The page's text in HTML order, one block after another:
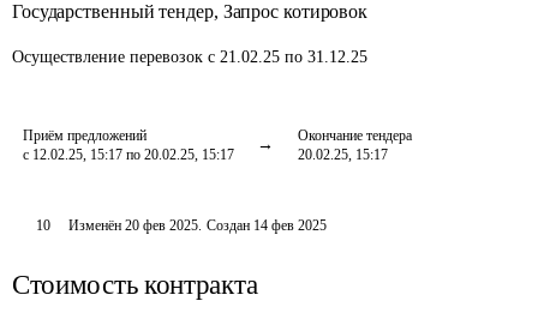
Государственный тендер, Запрос котировок
Осуществление перевозок с 21.02.25 по 31.12.25
Приём предложений
с 12.02.25, 15:17 по 20.02.25, 15:17
Окончание тендера
20.02.25, 15:17
10 Изменён20 фев 2025. Создан 14 фев 2025
Стоимость контракта